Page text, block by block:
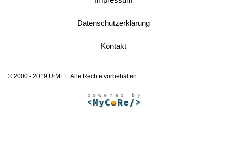
Datenschutzerklärung
Kontakt
© 2000 - 2019 UrMEL. Alle Rechte vorbehalten.